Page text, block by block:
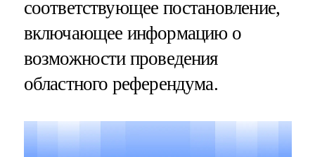
соответствующее постановление,
включающее информацию о
возможности проведения
областного референдума.